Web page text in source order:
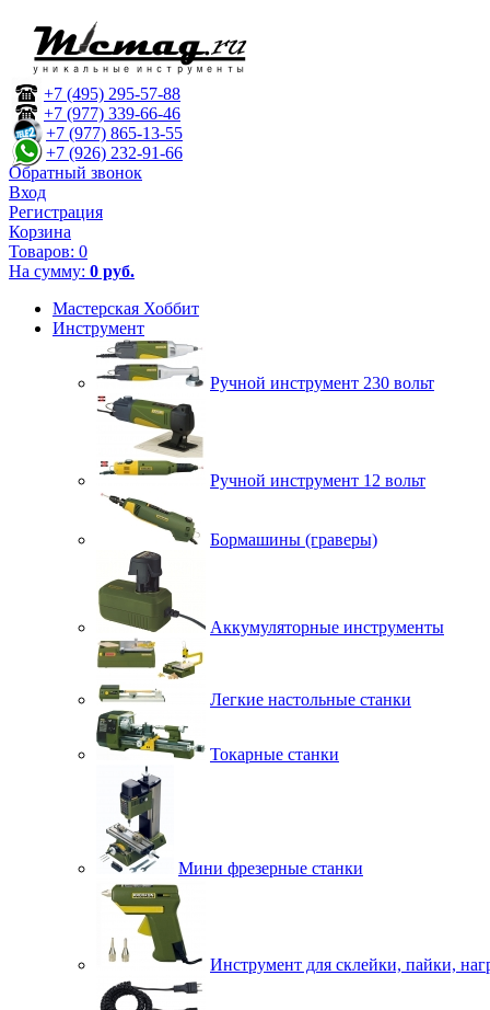
+7 (495) 295-57-88
+7 (977) 339-66-46
+7 (977) 865-13-55
+7 (926) 232-91-66
Обратный звонок
Вход
Регистрация
Корзина
Товаров: 0
На сумму: 0 руб.
Мастерская Хоббит
Инструмент
Ручной инструмент 230 вольт
Ручной инструмент 12 вольт
Бормашины (граверы)
Аккумуляторные инструменты
Легкие настольные станки
Токарные станки
Мини фрезерные станки
Инструмент для склейки, пайки,